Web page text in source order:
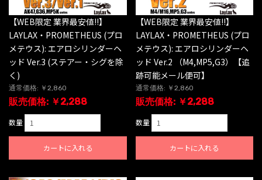
【WEB限定 業界最安値!!】
LAYLAX・PROMETHEUS (プロ
メテウス): エアロシリンダーヘ
ッド Ver.3 (ステアー・シグを除
く)
通常価格: ￥2,860
販売価格: ￥2,288
数量
カートに入れる
【WEB限定 業界最安値!!】
LAYLAX・PROMETHEUS (プロ
メテウス): エアロシリンダーヘ
ッド Ver.2 （M4,MP5,G3）【追
跡可能メール便可】
通常価格: ￥2,860
販売価格: ￥2,288
数量
カートに入れる